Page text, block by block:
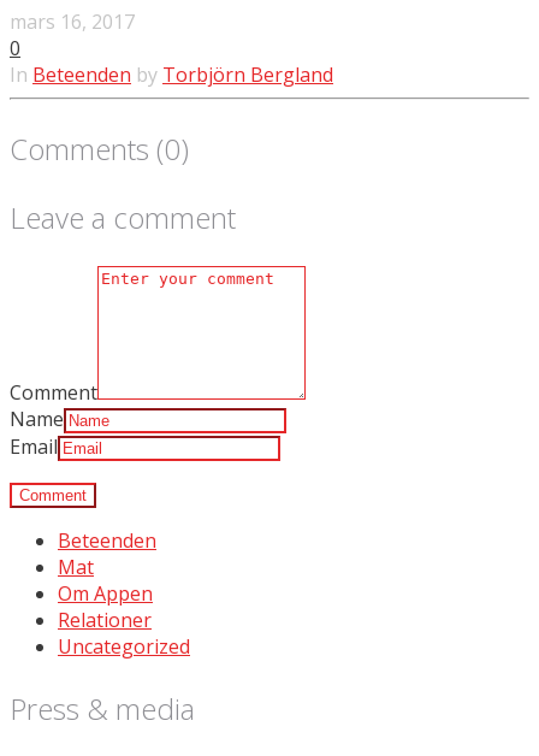
mars 16, 2017
0
In Beteenden by Torbjörn Bergland
Comments (0)
Leave a comment
Comment
Name
Email
Beteenden
Mat
Om Appen
Relationer
Uncategorized
Press & media